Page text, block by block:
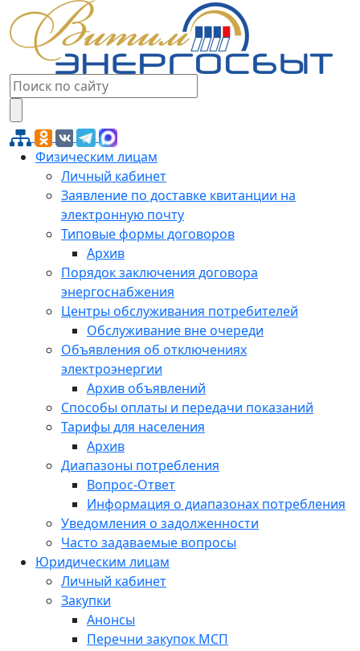
Физическим лицам
Личный кабинет
Заявление по доставке квитанции на
электронную почту
Типовые формы договоров
Архив
Порядок заключения договора
энергоснабжения
Центры обслуживания потребителей
Обслуживание вне очереди
Объявления об отключениях
электроэнергии
Архив объявлений
Способы оплаты и передачи показаний
Тарифы для населения
Архив
Диапазоны потребления
Вопрос-Ответ
Информация о диапазонах потребления
Уведомления о задолженности
Часто задаваемые вопросы
Юридическим лицам
Личный кабинет
Закупки
Анонсы
Перечни закупок МСП